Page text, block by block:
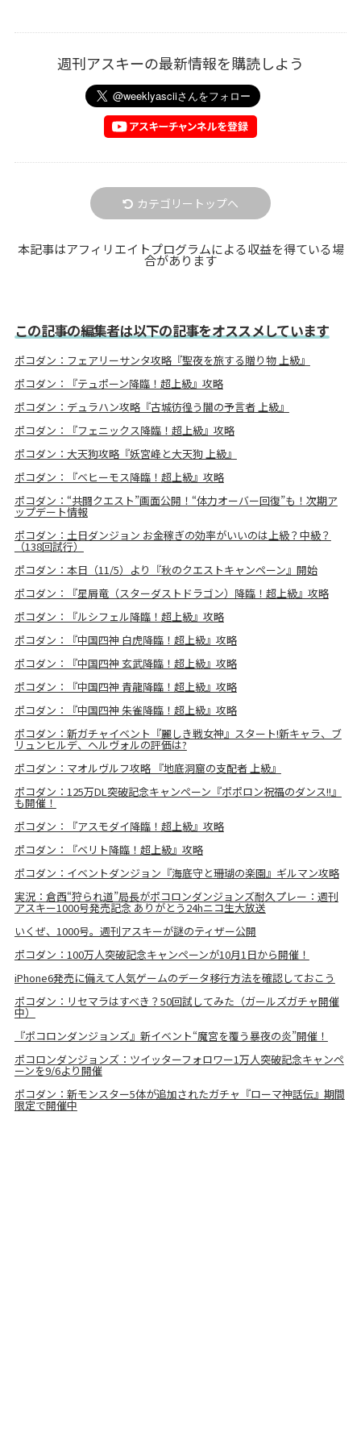
週刊アスキーの最新情報を購読しよう
カテゴリートップへ
本記事はアフィリエイトプログラムによる収益を得ている場
合があります
この記事の編集者は以下の記事をオススメしています
ポコダン：フェアリーサンタ攻略『聖夜を旅する贈り物 上級』
ポコダン：『テュポーン降臨！超上級』攻略
ポコダン：デュラハン攻略『古城彷徨う闇の予言者 上級』
ポコダン：『フェニックス降臨！超上級』攻略
ポコダン：大天狗攻略『妖宮峰と大天狗 上級』
ポコダン：『ベヒーモス降臨！超上級』攻略
ポコダン：“共闘クエスト”画面公開！“体力オーバー回復”も！次期ア
ップデート情報
ポコダン：土日ダンジョン お金稼ぎの効率がいいのは上級？中級？
（138回試行）
ポコダン：本日（11/5）より『秋のクエストキャンペーン』開始
ポコダン：『星屑竜（スターダストドラゴン）降臨！超上級』攻略
ポコダン：『ルシフェル降臨！超上級』攻略
ポコダン：『中国四神 白虎降臨！超上級』攻略
ポコダン：『中国四神 玄武降臨！超上級』攻略
ポコダン：『中国四神 青龍降臨！超上級』攻略
ポコダン：『中国四神 朱雀降臨！超上級』攻略
ポコダン：新ガチャイベント『麗しき戦女神』スタート!新キャラ、ブ
リュンヒルデ、ヘルヴォルの評価は?
ポコダン：マオルヴルフ攻略 『地底洞窟の支配者 上級』
ポコダン：125万DL突破記念キャンペーン『ポポロン祝福のダンス!!』
も開催！
ポコダン：『アスモダイ降臨！超上級』攻略
ポコダン：『ベリト降臨！超上級』攻略
ポコダン：イベントダンジョン『海底守と珊瑚の楽園』ギルマン攻略
実況：倉西“狩られ道”局長がポコロンダンジョンズ耐久プレー：週刊
アスキー1000号発売記念 ありがとう24hニコ生大放送
いくぜ、1000号。週刊アスキーが謎のティザー公開
ポコダン：100万人突破記念キャンペーンが10月1日から開催！
iPhone6発売に備えて人気ゲームのデータ移行方法を確認しておこう
ポコダン：リセマラはすべき？50回試してみた（ガールズガチャ開催
中）
『ポコロンダンジョンズ』新イベント“魔宮を覆う暴夜の炎”開催！
ポコロンダンジョンズ：ツイッターフォロワー1万人突破記念キャンペ
ーンを9/6より開催
ポコダン：新モンスター5体が追加されたガチャ『ローマ神話伝』期間
限定で開催中